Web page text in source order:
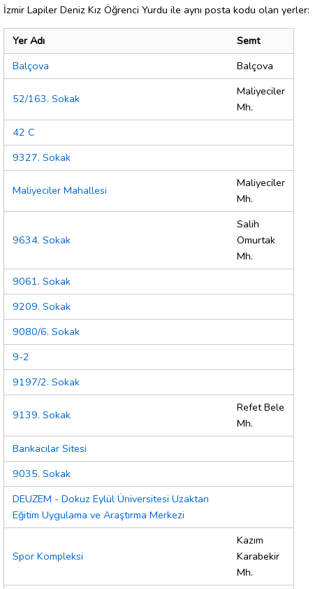
İzmir Lapiler Deniz Kız Öğrenci Yurdu ile aynı posta kodu olan yerler:
Yer Adı
Semt
Balçova
Balçova
52/163. Sokak
Maliyeciler
Mh.
42 C
9327. Sokak
Maliyeciler Mahallesi
Maliyeciler
Mh.
9634. Sokak
Salih
Omurtak
Mh.
9061. Sokak
9209. Sokak
9080/6. Sokak
9-2
9197/2. Sokak
9139. Sokak
Refet Bele
Mh.
Bankacılar Sitesi
9035. Sokak
DEUZEM - Dokuz Eylül Üniversitesi Uzaktan
Eğitim Uygulama ve Araştırma Merkezi
Spor Kompleksi
Kazım
Karabekir
Mh.